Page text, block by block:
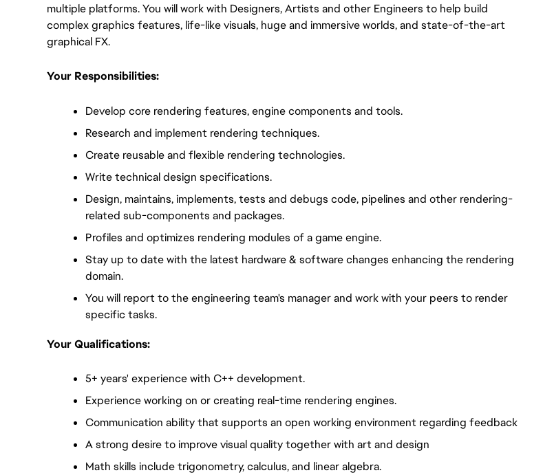
multiple platforms. You will work with Designers, Artists and other Engineers to help build
complex graphics features, life-like visuals, huge and immersive worlds, and state-of-the-art
graphical FX.
Your Responsibilities:
Develop core rendering features, engine components and tools.
Research and implement rendering techniques.
Create reusable and flexible rendering technologies.
Write technical design specifications.
Design, maintains, implements, tests and debugs code, pipelines and other rendering-
related sub-components and packages.
Profiles and optimizes rendering modules of a game engine.
Stay up to date with the latest hardware & software changes enhancing the rendering
domain.
You will report to the engineering team's manager and work with your peers to render
specific tasks.
Your Qualifications:
5+ years' experience with C++ development.
Experience working on or creating real-time rendering engines.
Communication ability that supports an open working environment regarding feedback
A strong desire to improve visual quality together with art and design
Math skills include trigonometry, calculus, and linear algebra.